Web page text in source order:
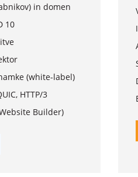
in domen
10
(white-label)
HTTP/3
Builder)